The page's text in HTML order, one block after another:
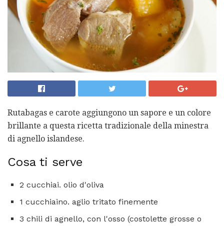
Rutabagas e carote aggiungono un sapore e un colore
brillante a questa ricetta tradizionale della minestra
di agnello islandese.
Cosa ti serve
2 cucchiai. olio d'oliva
1 cucchiaino. aglio tritato finemente
3 chili di agnello, con l'osso (costolette grosse o